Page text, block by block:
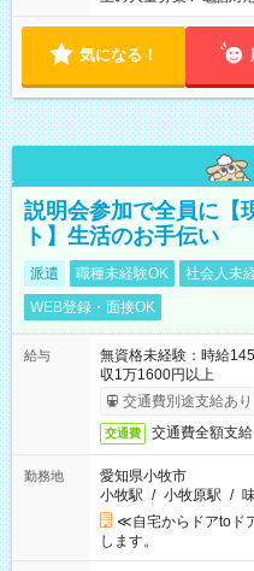
気になる！
説明会参加で全員に【
ト】生活のお手伝い
派遣 職種未経験OK 社会人未
WEB登録・面接OK
給与
無資格未経験：時給
収1万1600円以上
交通費別途支給あり
交通費 交通費全額支給
勤務地
愛知県小牧市
小牧駅 / 小牧原駅 /
≪自宅からドアtoド
します。